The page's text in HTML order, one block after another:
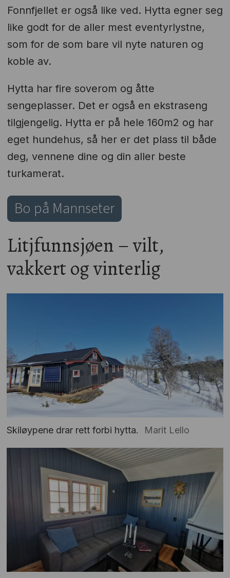
Fonnfjellet er også like ved. Hytta egner seg
like godt for de aller mest eventyrlystne,
som for de som bare vil nyte naturen og
koble av.
Hytta har fire soverom og åtte
sengeplasser. Det er også en ekstraseng
tilgjengelig. Hytta er på hele 160m2 og har
eget hundehus, så her er det plass til både
deg, vennene dine og din aller beste
turkamerat.
Bo på Mannseter
Litjfunnsjøen – vilt,
vakkert og vinterlig
Skiløypene drar rett forbi hytta. Marit Lello